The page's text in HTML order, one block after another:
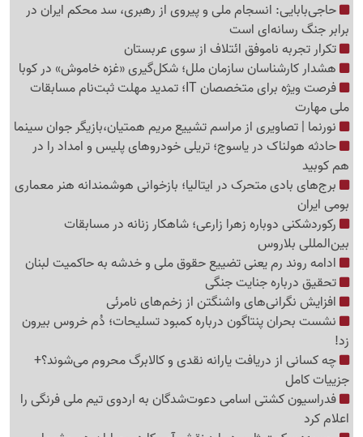
حاجی‌بابایی: انسجام ملی و پیروی از رهبری، سد محکم ایران در
برابر جنگ رسانه‌ای است
تکرار تجربه ناموفق ائتلاف از سوی عربستان
هشدار کارشناسان سازمان ملل؛ شکل‌گیری «غزه‌ خاموش» در کوبا
فرصت ویژه برای متخصصان IT؛ تمدید مهلت ثبت‌نام مسابقات
ملی مهارت
نورنما | تصاویری از مراسم تشییع مریم همتیان،بازیگر جوان سینما
حادثه هولناک در یاسوج؛ تریلی خودروهای پلیس و امداد را در
هم کوبید
برج‌های بادی متحرک در ایتالیا؛ بازخوانی هوشمندانه هنر معماری
بومی ایران
رکوردشکنی دوباره زهرا زارعی؛ شاهکار زنانه در مسابقات
بین‌المللی بلاروس
ادامه روند رم یعنی تضییع حقوق ملی و خدشه به حاکمیت لبنان
تحقیق درباره جنایت جنگی
افزایش نگرانی‌های واشنگتن از زخم‌های نامرئی
نشست بحران پنتاگون درباره کمبود تسلیحات؛ دُم خروس بیرون
زد!
چه کسانی از دریافت یارانه نقدی و کالابرگ محروم می‌شوند؟+
جزییات کامل
فدراسیون کشتی اسامی دعوت‌شدگان به اردوی تیم ملی فرنگی را
اعلام کرد